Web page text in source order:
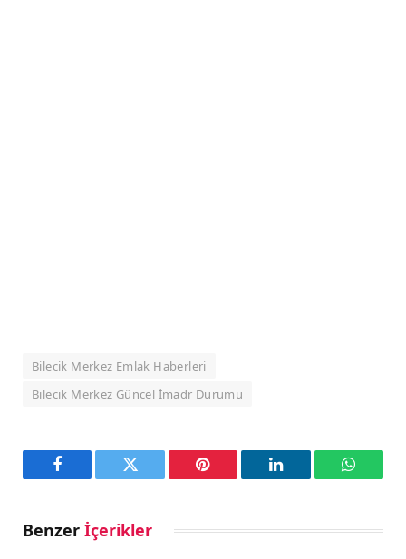
Bilecik Merkez Emlak Haberleri
Bilecik Merkez Güncel İmadr Durumu
Facebook Twitter Pinterest LinkedIn
Benzer İçerikler